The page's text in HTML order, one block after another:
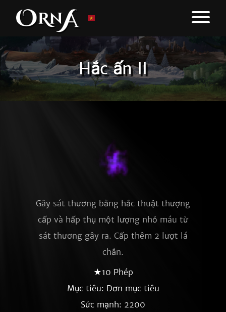
Hắc ấn II
Gây sát thương bằng hắc thuật thượng
cấp và hấp thụ một lượng nhỏ máu từ
sát thương gây ra. Cấp thêm 2 lượt lá
chắn.
★10 Phép
Mục tiêu: Đơn mục tiêu
Sức mạnh: 2200